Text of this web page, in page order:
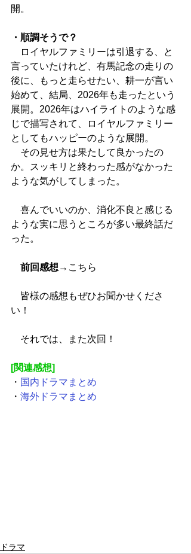
開。
・順調そうで？
ロイヤルファミリーは引退する、と
言っていたけれど、有馬記念の走りの
後に、もっと走らせたい、耕一が言い
始めて、結局、2026年も走ったという
展開。2026年はハイライトのような感
じで描写されて、ロイヤルファミリー
としてもハッピーのような展開。
その見せ方は果たして良かったの
か。スッキリと終わった感がなかった
ような気がしてしまった。
喜んでいいのか、消化不良と感じる
ような実に思うところが多い最終話だ
った。
前回感想 → こちら
皆様の感想もぜひお聞かせくださ
い！
それでは、また次回！
[関連感想]
・ 国内ドラマまとめ
・ 海外ドラマまとめ
ドラマ